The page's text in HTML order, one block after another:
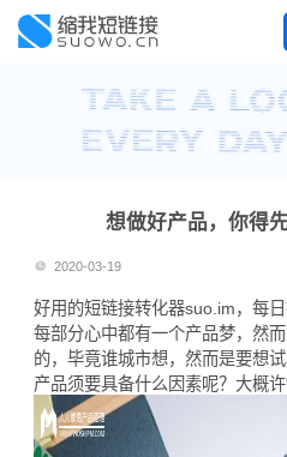
想做好产品，你得
2020-03-19
好用的短链接转化器suo.im，每
每部分心中都有一个产品梦，然
的，毕竟谁城市想，然而是要想
产品须要具备什么因素呢？大概许